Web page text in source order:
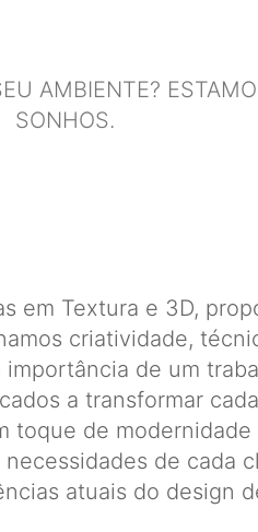
AMBIENTE?
SONHOS.
em Textura e 3D,
criatividade,
de um
a transformar
toque de
de cada
atuais do design